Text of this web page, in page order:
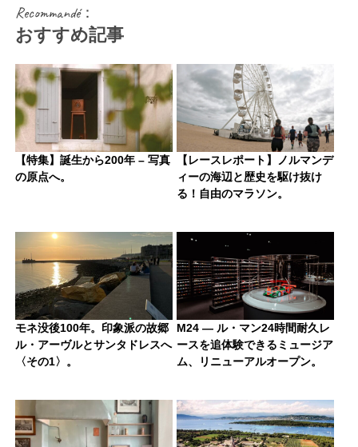
Recommandé：
おすすめ記事
【特集】誕生から200年 – 写真
の原点へ。
【レースレポート】ノルマンデ
ィーの海辺と歴史を駆け抜け
る！自由のマラソン。
モネ没後100年。印象派の故郷
ル・アーヴルとサンタドレスへ
〈その1〉。
M24 — ル・マン24時間耐久レ
ースを追体験できるミュージア
ム、リニューアルオープン。